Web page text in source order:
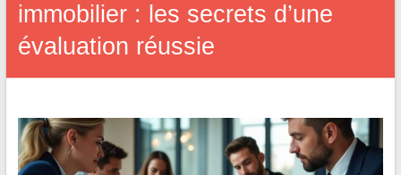
immobilier : les secrets d’une
évaluation réussie